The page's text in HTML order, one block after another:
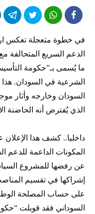
في خطوة متعجلة تعكس
الدعم السريع المتحالفة
ما يُسمى بـ”حكومة
الشرعية في السودان.
السودان وخارجه وأثار
الذي يُفترض أنه الحاضنة
داخليا.. كشف هذا الإعلان
المكونات الداعمة للدعم
عن رفضها للمشروع
إشراكها في تقسيم
على حساب المصلحة
السوداني فقد قوبلت